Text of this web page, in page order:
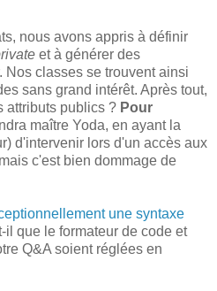
nous avons appris à définir
et à générer des
Nos classes se trouvent ainsi
sans grand intérêt. Après tout,
attributs publics ? Pour
maître Yoda, en ayant la
d'intervenir lors d'un accès aux
c'est bien dommage de
une syntaxe
il que le formateur de code et
Q&A soient réglées en